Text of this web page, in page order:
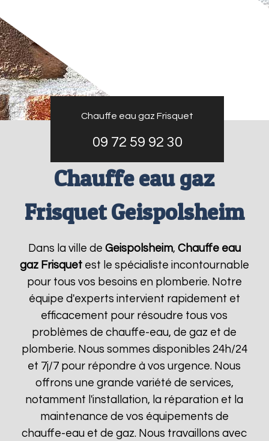
Chauffe eau gaz Frisquet
09 72 59 92 30
Chauffe eau gaz
Frisquet Geispolsheim
Dans la ville de Geispolsheim, Chauffe eau
gaz Frisquetest le spécialiste incontournable
pour tous vos besoins en plomberie. Notre
équipe d'experts intervient rapidement et
efficacement pour résoudre tous vos
problèmes de chauffe-eau, de gaz et de
plomberie. Nous sommes disponibles 24h/24
et 7j/7 pour répondre à vos urgence. Nous
offrons une grande variété de services,
notamment l'installation, la réparation et la
maintenance de vos équipements de
chauffe-eau et de gaz. Nous travaillons avec